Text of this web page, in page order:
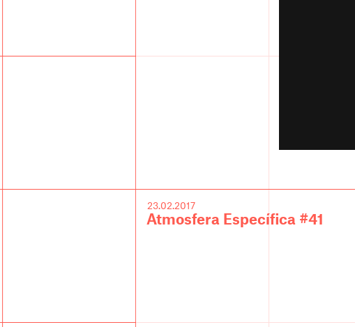
23.02.2017
Atmosfera Específica #41